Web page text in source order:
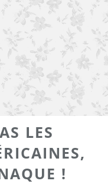
LES
!